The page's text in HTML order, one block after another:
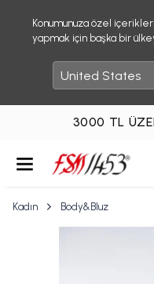
Konumunuza özel
yapmak için başka bir
3000 TL
Kadın Body&Bluz